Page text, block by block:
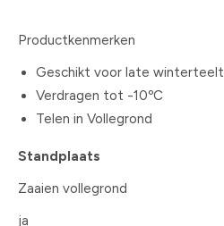
Productkenmerken
Geschikt voor late winterteelt
Verdragen tot -10ºC
Telen in Vollegrond
Standplaats
Zaaien vollegrond
ja